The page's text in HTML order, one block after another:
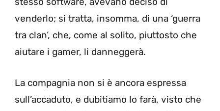
venderlo; si tratta, insomma, di una ‘guerra
tra clan’, che, come al solito, piuttosto che
aiutare i gamer, li danneggerà.
La compagnia non si è ancora espressa
sull’accaduto, e dubitiamo lo farà, visto che